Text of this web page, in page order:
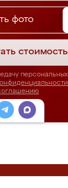
фото
стоимость